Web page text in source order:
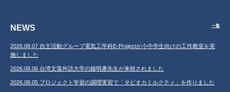
NEWS 一覧
2026.08.07 自主活動グループ電気工学科E-Projectが小中学生向けの工作教室を実
施しました
2026.08.06 台湾文藻外語大学の鐘明彥先生が来校されました
2026.08.05 プロジェクト学習の調理実習で「タピオカミルクティ」を作りました